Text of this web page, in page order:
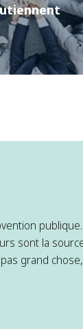
sont la
grand